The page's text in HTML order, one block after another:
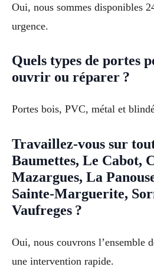
Oui, nous sommes disponibles
urgence.
Quels types de portes
ouvrir ou réparer ?
Portes bois, PVC, métal et
Travaillez-vous sur
Baumettes, Le Cabot,
Mazargues, La
Sainte-Marguerite,
Vaufreges ?
Oui, nous couvrons l’ensemble
une intervention rapide.